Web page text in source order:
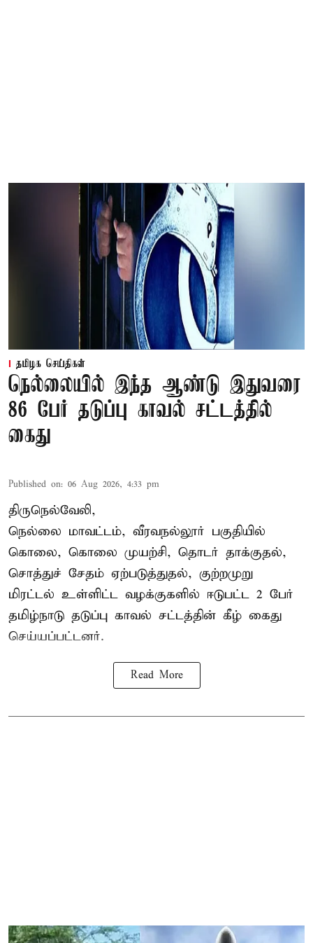
தமிழக செய்திகள்
நெல்லையில் இந்த ஆண்டு இதுவரை
86 பேர் தடுப்பு காவல் சட்டத்தில்
கைது
Published on: 06 Aug 2026, 4:33 pm
திருநெல்வேலி,
நெல்லை மாவட்டம், வீரவநல்லூர் பகுதியில்
கொலை, கொலை முயற்சி, தொடர் தாக்குதல்,
சொத்துச் சேதம் ஏற்படுத்துதல், குற்றமுறு
மிரட்டல் உள்ளிட்ட வழக்குகளில் ஈடுபட்ட 2 பேர்
தமிழ்நாடு தடுப்பு காவல் சட்டத்தின் கீழ் கைது
செய்யப்பட்டனர்.
Read More